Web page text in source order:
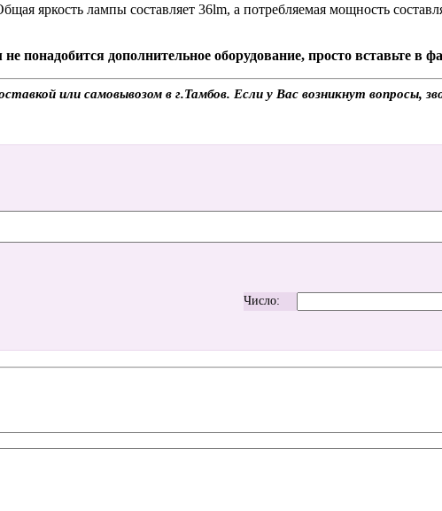
яркость лампы составляет 36lm, а потребляемая мощность
понадобится дополнительное оборудование, просто вставьте в
или самовывозом в г.Тамбов. Если у Вас возникнут вопросы,
Число: